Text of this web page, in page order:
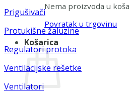
Nema proizvoda u
Povratak u trgovinu
Košarica
Prigušivači
Protukišne žaluzine
Regulatori protoka
Ventilacijske rešetke
Ventilatori